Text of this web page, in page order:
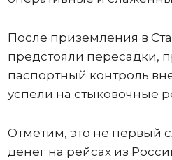
После приземления в
предстояли пересадки,
паспортный контроль
успели на стыковочные
Отметим, это не первый
денег на рейсах из